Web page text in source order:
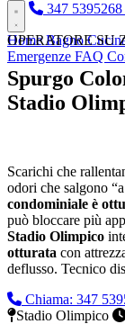
347 5395268
HomeBagno
Emergenze FAQ
OPERATORE SU
Spurgo
Stadio
Scarichi che
odori che salgono
condominiale è
può bloccare più
Stadio Olimpico
otturata con
deflusso. Tecnico
Chiama: 347
Stadio Olimpico